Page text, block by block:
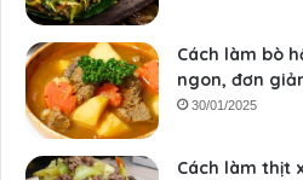
Cách làm bò
ngon, đơn
30/01/2025
Cách làm thịt